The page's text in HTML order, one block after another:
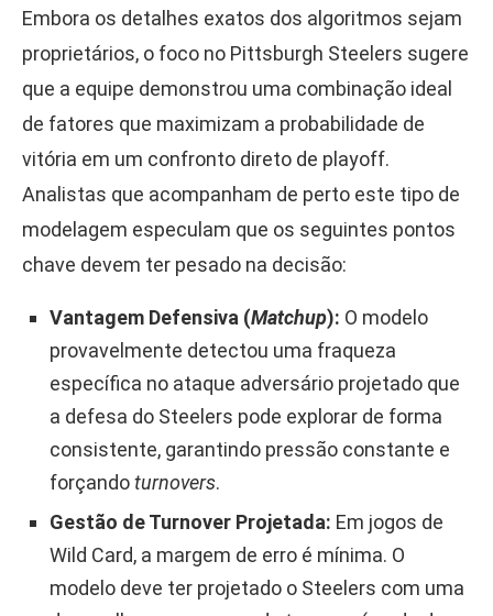
Embora os detalhes exatos dos algoritmos sejam
proprietários, o foco no Pittsburgh Steelers sugere
que a equipe demonstrou uma combinação ideal
de fatores que maximizam a probabilidade de
vitória em um confronto direto de playoff.
Analistas que acompanham de perto este tipo de
modelagem especulam que os seguintes pontos
chave devem ter pesado na decisão:
Vantagem Defensiva (Matchup): O modelo
provavelmente detectou uma fraqueza
específica no ataque adversário projetado que
a defesa do Steelers pode explorar de forma
consistente, garantindo pressão constante e
forçandoturnovers.
Gestão de Turnover Projetada: Em jogos de
Wild Card, a margem de erro é mínima. O
modelo deve ter projetado o Steelers com uma